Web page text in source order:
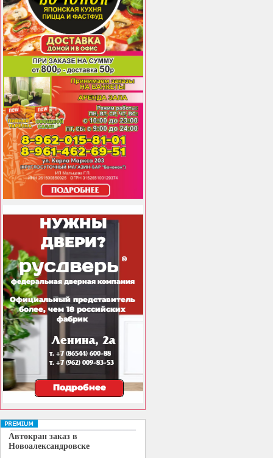
Автокран заказ в
Новоалександровске